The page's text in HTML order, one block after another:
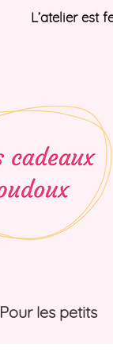
L’atelier est
Pour les petits